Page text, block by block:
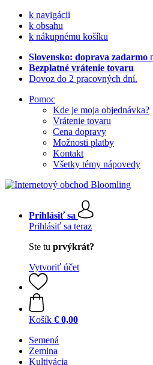
k navigácii
k obsahu
k nákupnému košíku
Slovensko: doprava zadarmo
Bezplatné vrátenie tovaru
Dovoz do 2 pracovných dní.
Pomoc
Kde je moja objednávka?
Vrátenie tovaru
Cena dopravy
Možnosti platby
Kontakt
Všetky témy nápovedy
Prihlásiť sa
Prihlásiť sa teraz
Ste tu prvýkrát?
Vytvoriť účet
Košík € 0,00
Semená
Zemina
Kultivácia